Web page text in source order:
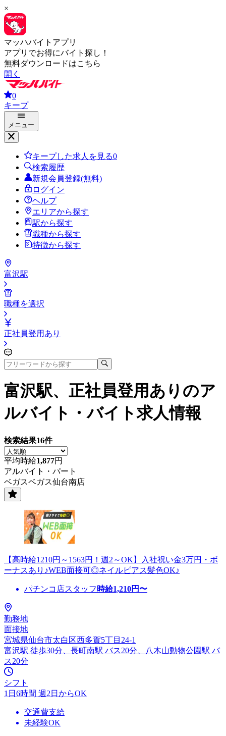
×
マッハバイトアプリ
アプリでお得にバイト探し！
無料ダウンロードはこちら
開く
0
キープ
メニュー
キープした求人を見る0
検索履歴
新規会員登録(無料)
ログイン
ヘルプ
エリアから探す
駅から探す
職種から探す
特徴から探す
富沢駅
職種を選択
正社員登用あり
富沢駅、正社員登用あり のア
ルバイト・バイト求人情報
検索結果16件
平均時給1,877円
アルバイト・パート
ベガスベガス仙台南店
【高時給1210円～1563円！週2～OK】入社祝い金3万円・ボ
ーナスあり♪WEB面接可◎ネイルピアス髪色OK♪
パチンコ店スタッフ 時給1,210円〜
勤務地
面接地
宮城県仙台市太白区西多賀5丁目24-1
富沢駅 徒歩30分、長町南駅 バス20分、八木山動物公園駅 バ
ス20分
シフト
1日6時間 週2日からOK
交通費支給
未経験OK